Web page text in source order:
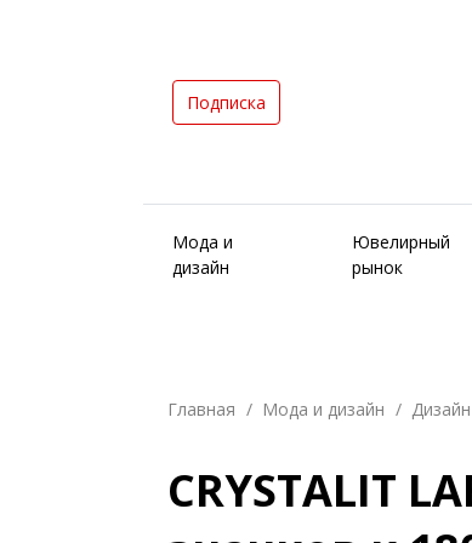
Подписка
Мода и
дизайн
Ювелирный
рынок
Главная Мода и дизайн Дизайн
CRYSTALIT